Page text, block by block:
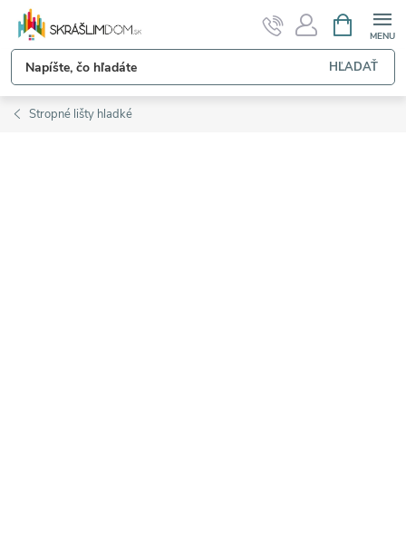
Prejsť
obsah
HĽADAŤ
KOŠÍK
Stropné lišty hladké